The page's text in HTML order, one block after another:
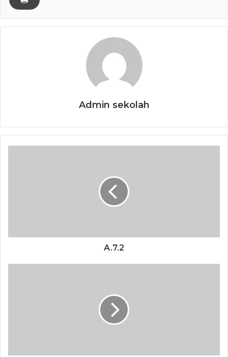
Admin sekolah
A.7.2